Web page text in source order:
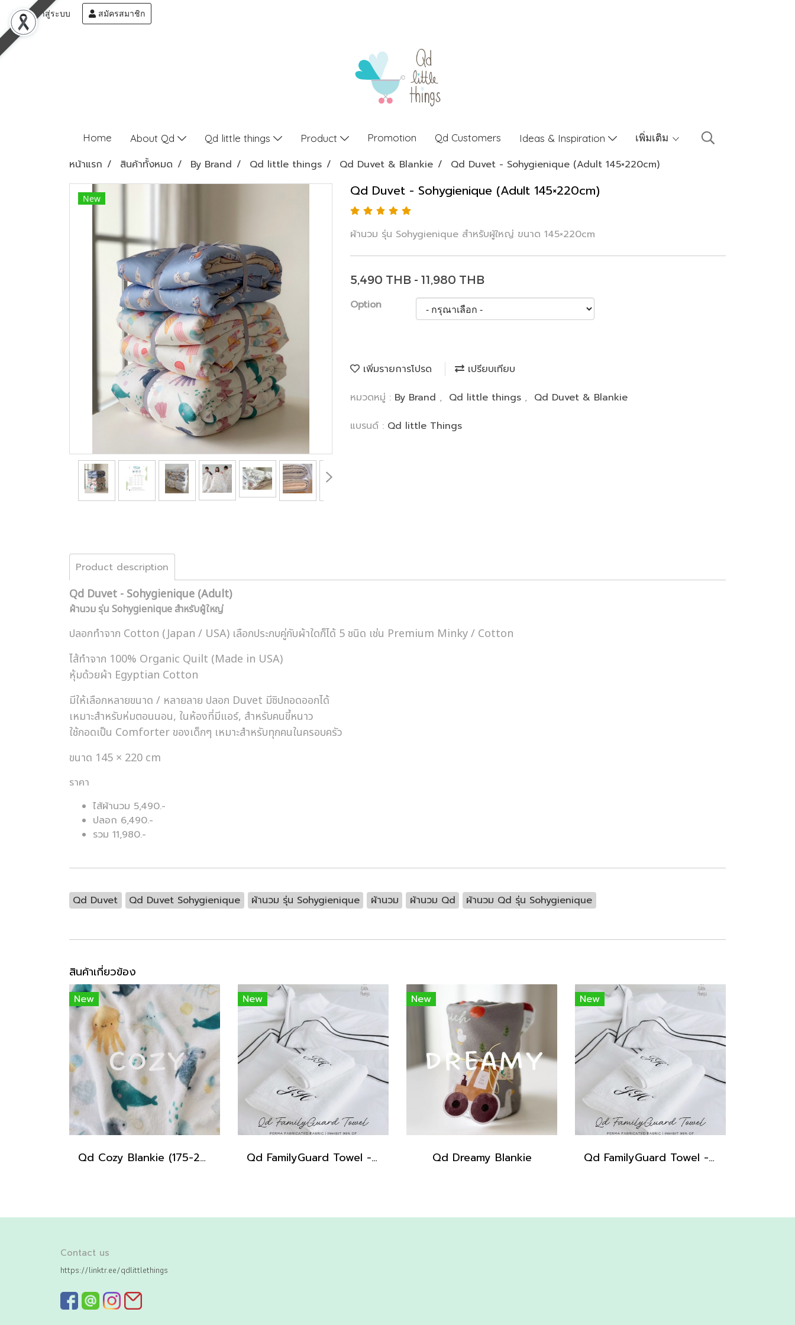
เข้าสู่ระบบ สมัครสมาชิก
Home About Qd Qd little things Product Promotion Qd Customers Ideas & Inspiration เพิ่มเติม
หน้าแรก สินค้าทั้งหมด By Brand Qd little things Qd Duvet & Blankie Qd Duvet - Sohygienique (Adult 145×220cm)
New Qd Duvet - Sohygienique (Adult 145×220cm)
ผ้านวม รุ่น Sohygienique สำหรับผู้ใหญ่ ขนาด 145×220cm
5,490 THB - 11,980 THB
Option
เพิ่มรายการโปรด
เปรียบเทียบ
หมวดหมู่ : By Brand , Qd little things , Qd Duvet & Blankie
แบรนด์ : Qd little Things
Product description
Qd Duvet - Sohygienique (Adult)
ผ้านวม รุ่น Sohygienique สำหรับผู้ใหญ่
ปลอกทำจาก Cotton (Japan / USA) เลือกประกบคู่กับผ้าใดก็ได้ 5 ชนิด เช่น Premium Minky / Cotton
ไส้ทำจาก 100% Organic Quilt (Made in USA)
หุ้มด้วยผ้า Egyptian Cotton
มีให้เลือกหลายขนาด / หลายลาย ปลอก Duvet มีซิปถอดออกได้
เหมาะสำหรับห่มตอนนอน, ในห้องที่มีแอร์, สำหรับคนขี้หนาว
ใช้กอดเป็น Comforter ของเด็กๆ เหมาะสำหรับทุกคนในครอบครัว
ขนาด 145 × 220 cm
ราคา
ไส้ผ้านวม 5,490.-
ปลอก 6,490.-
รวม 11,980.-
Qd Duvet Qd Duvet Sohygienique ผ้านวม รุ่น Sohygienique ผ้านวม ผ้านวม Qd ผ้านวม Qd รุ่น Sohygienique
สินค้าเกี่ยวข้อง
New
Qd Cozy Blankie (175-220cm)
New
Qd FamilyGuard Towel - Big Size 70x140cm
New
Qd Dreamy Blankie
New
Qd FamilyGuard Towel - Small Size 38x81cm
Contact us
https://linktr.ee/qdlittlethings